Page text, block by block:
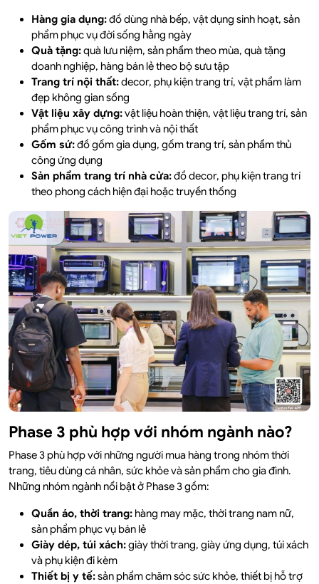
Hàng gia dụng:đồ dùng nhà bếp, vật dụng sinh hoạt, sản
phẩm phục vụ đời sống hằng ngày
Quà tặng:quà lưu niệm, sản phẩm theo mùa, quà tặng
doanh nghiệp, hàng bán lẻ theo bộ sưu tập
Trang trí nội thất:decor, phụ kiện trang trí, vật phẩm làm
đẹp không gian sống
Vật liệu xây dựng:vật liệu hoàn thiện, vật liệu trang trí, sản
phẩm phục vụ công trình và nội thất
Gốm sứ:đồ gốm gia dụng, gốm trang trí, sản phẩm thủ
công ứng dụng
Sản phẩm trang trí nhà cửa:đồ decor, phụ kiện trang trí
theo phong cách hiện đại hoặc truyền thống
Phase 3 phù hợp với nhóm ngành nào?
Phase 3 phù hợp với những người mua hàng trong nhóm thời
trang, tiêu dùng cá nhân, sức khỏe và sản phẩm cho gia đình.
Những nhóm ngành nổi bật ở Phase 3 gồm:
Quần áo, thời trang: hàng may mặc, thời trang nam nữ,
sản phẩm phục vụ bán lẻ
Giày dép, túi xách:giày thời trang, giày ứng dụng, túi xách
và phụ kiện đi kèm
Thiết bị y tế:sản phẩm chăm sóc sức khỏe, thiết bị hỗ trợ